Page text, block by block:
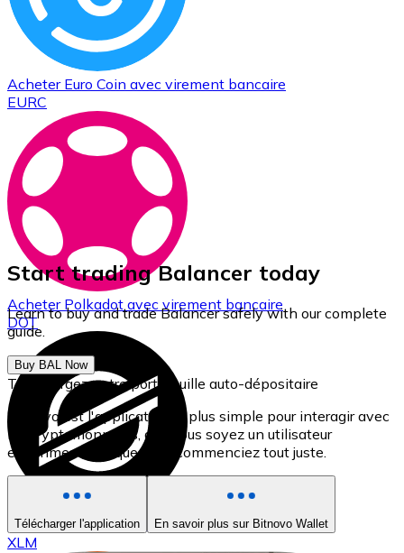
Acheter Euro Coin avec virement bancaire
EURC
Acheter Polkadotavec virement bancaire
DOT
AcheterStellaravec virement bancaire
XLM
Start trading Balancer today
Learn to buy and trade Balancer safely with our complete
guide.
Buy BAL Now
Téléchargez notre portefeuille auto-dépositaire
Bitnovo est l'application la plus simple pour interagir avec
les cryptomonnaies, que vous soyez un utilisateur
expérimenté ou que vous commenciez tout juste.
Télécharger l'application En savoir plus sur Bitnovo Wallet